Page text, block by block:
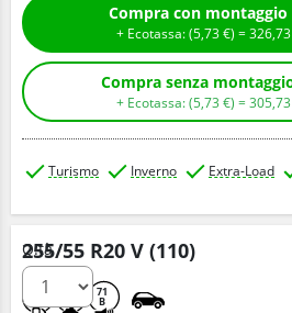
+ Ecotassa: (5,73€ ) =326,73
+ Ecotassa: (5,73 € ) =305,73
Turismo Inverno Extra-Load
255/55 R20 V (110)
71
B
Q.tà